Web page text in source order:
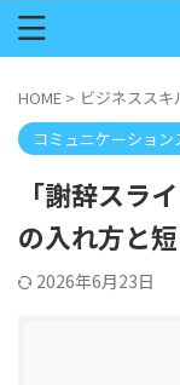
HOME > ビジネススキ
コミュニケーション
「謝辞スラ
の入れ方と
2026年6月23日